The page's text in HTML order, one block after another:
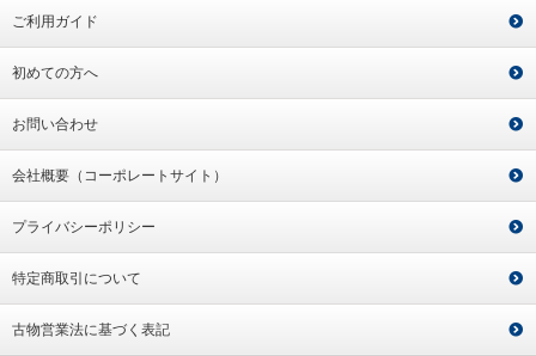
ご利用ガイド
初めての方へ
お問い合わせ
会社概要（コーポレートサイト）
プライバシーポリシー
特定商取引について
古物営業法に基づく表記